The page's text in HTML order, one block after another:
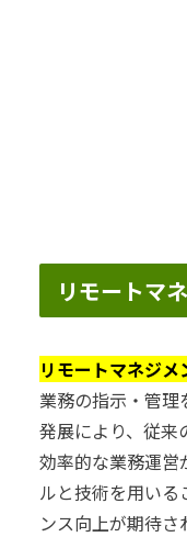
リモートマ
リモートマネジメ
業務の指示・管理
発展により、従来
効率的な業務運営
ルと技術を用いる
ンス向上が期待さ